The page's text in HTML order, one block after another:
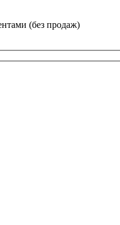
(без продаж)